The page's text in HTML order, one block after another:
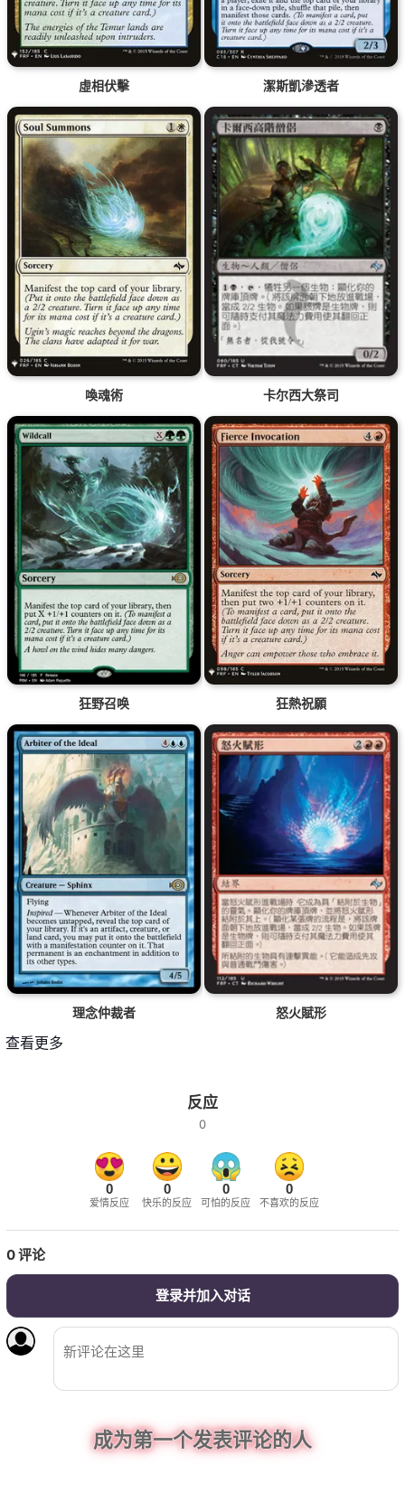
虛相伏擊 潔斯凱滲透者
喚魂術 卡尔西大祭司
狂野召唤 狂熱祝願
理念仲裁者 怒火賦形
查看更多
反应
0
0
爱情反应
0
快乐的反应
0
可怕的反应
0
不喜欢的反应
0评论
登录并加入对话
成为第一个发表评论的人